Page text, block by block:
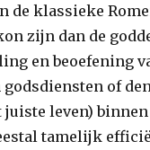
klassieke
zijn dan de
en beoefening
godsdiensten of
leven)
tamelijk